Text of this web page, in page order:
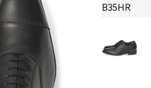
B35HR